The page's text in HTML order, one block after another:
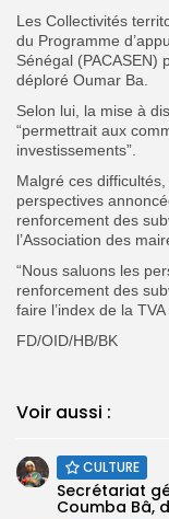
Les Collectivités
du Programme
Sénégal (PACASEN)
déploré Oumar Ba.
Selon lui, la mise à
“permettrait aux
investissements”.
Malgré ces
perspectives
renforcement des
l’Association des
“Nous saluons les
renforcement des
faire l’index de la
FD/OID/HB/BK
Voir aussi :
CULTURE
Secrétariat
Coumba Bâ,